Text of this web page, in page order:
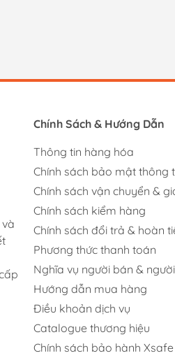
Chính Sách & Hướng Dẫn
Thông tin hàng hóa
Chính sách bảo mật thông
Chính sách vận chuyển &
Chính sách kiểm hàng
Chính sách đổi trả & hoàn
Phương thức thanh toán
Nghĩa vụ người bán &
Hướng dẫn mua hàng
Điều khoản dịch vụ
Catalogue thương hiệu
Chính sách bảo hành Xsafe